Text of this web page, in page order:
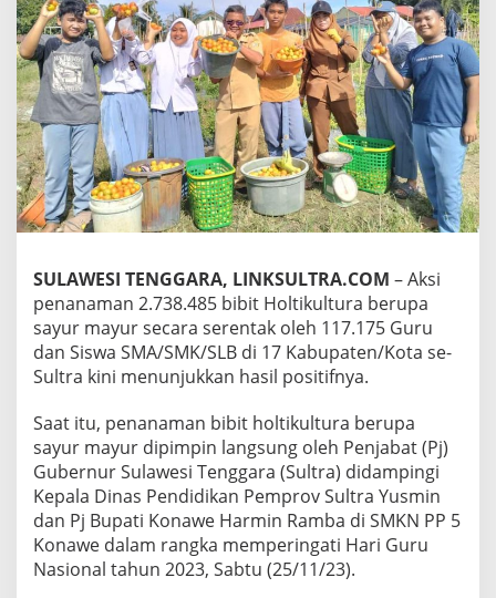
t
a
B
i
b
i
t
H
o
l
t
i
u
l
t
u
r
a
d
K
o
n
a
w
e
M
u
SULAWESI TENGGARA, LINKSULTRA.COM – Aksi
penanaman 2.738.485 bibit Holtikultura berupa
sayur mayur secara serentak oleh 117.175 Guru
dan Siswa SMA/SMK/SLB di 17 Kabupaten/Kota se-
Sultra kini menunjukkan hasil positifnya.
Saat itu, penanaman bibit holtikultura berupa
sayur mayur dipimpin langsung oleh Penjabat (Pj)
Gubernur Sulawesi Tenggara (Sultra) didampingi
Kepala Dinas Pendidikan Pemprov Sultra Yusmin
dan Pj Bupati Konawe Harmin Ramba di SMKN PP 5
Konawe dalam rangka memperingati Hari Guru
Nasional tahun 2023, Sabtu (25/11/23).